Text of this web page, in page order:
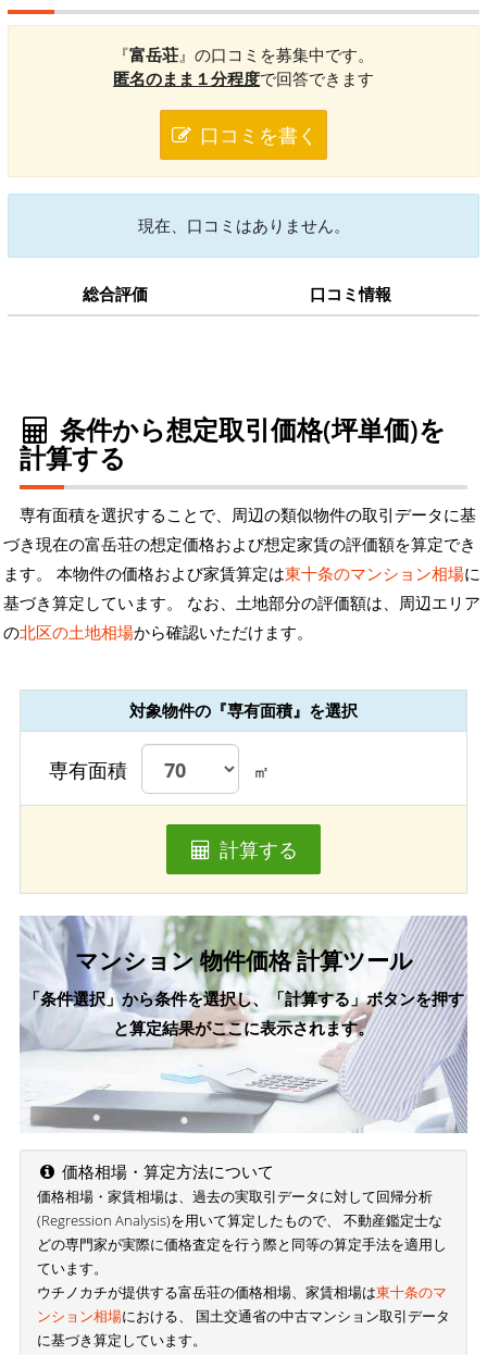
『富岳荘』の口コミを募集中です。
匿名のまま１分程度で回答できます
口コミを書く
現在、口コミはありません。
総合評価 口コミ情報
条件から想定取引価格(坪単価)を
計算する
専有面積を選択することで、周辺の類似物件の取引データに基
づき現在の富岳荘の想定価格および想定家賃の評価額を算定でき
ます。 本物件の価格および家賃算定は東十条のマンション相場に
基づき算定しています。 なお、土地部分の評価額は、周辺エリア
の北区の土地相場から確認いただけます。
対象物件の『専有面積』を選択
専有面積 ㎡
計算する
マンション 物件価格 計算ツール
「条件選択」から条件を選択し、「計算する」ボタンを押す
と算定結果がここに表示されます。
価格相場・算定方法について
価格相場・家賃相場は、過去の実取引データに対して回帰分析
(Regression Analysis)を用いて算定したもので、 不動産鑑定士な
どの専門家が実際に価格査定を行う際と同等の算定手法を適用し
ています。
ウチノカチが提供する富岳荘の価格相場、家賃相場は東十条のマ
ンション相場における、 国土交通省の中古マンション取引データ
に基づき算定しています。